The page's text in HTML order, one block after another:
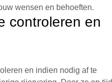
wensen en behoeften.
controleren en
en indien nodig af te